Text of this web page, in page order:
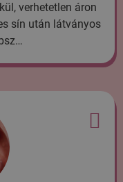
verhetetlen áron
sín után látványos